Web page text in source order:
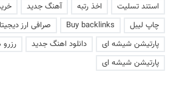
استند تسلیت
اخذ رتبه آهنگ جدید
چاپ لیبل
Buy backlinks صرافی ارز
پارتیشن شیشه ای
دانلود اهنگ جدید
پارتیشن شیشه ای